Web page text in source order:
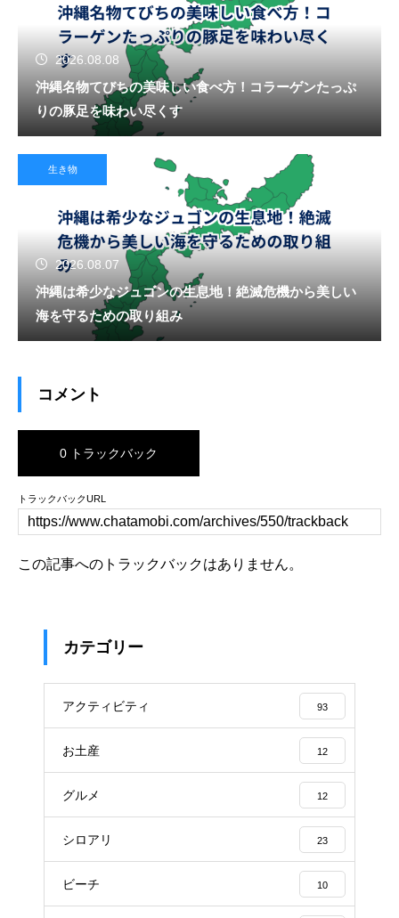
2026.08.08
沖縄名物てびちの美味しい食べ方！コラーゲンたっぷ
りの豚足を味わい尽くす
生き物
2026.08.07
沖縄は希少なジュゴンの生息地！絶滅危機から美しい
海を守るための取り組み
コメント
0 トラックバック
トラックバックURL
この記事へのトラックバックはありません。
カテゴリー
アクティビティ 93
お土産 12
グルメ 12
シロアリ 23
ビーチ 10